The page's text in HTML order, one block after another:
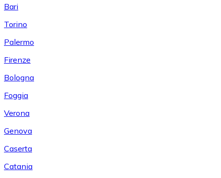
Bari
Torino
Palermo
Firenze
Bologna
Foggia
Verona
Genova
Caserta
Catania